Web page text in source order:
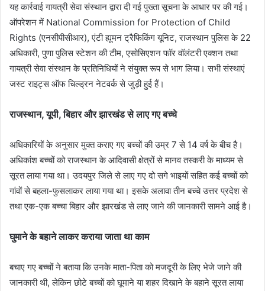
यह कार्रवाई गायत्री सेवा संस्थान द्वारा दी गई पुख्ता सूचना के आधार पर की गई।
ऑपरेशन में National Commission for Protection of Child
Rights (एनसीपीसीआर), एंटी ह्यूमन ट्रैफिकिंग यूनिट, राजस्थान पुलिस के 22
अधिकारी, पुणा पुलिस स्टेशन की टीम, एसोसिएशन फॉर वॉलंटरी एक्शन तथा
गायत्री सेवा संस्थान के प्रतिनिधियों ने संयुक्त रूप से भाग लिया। सभी संस्थाएं
जस्ट राइट्स ऑफ चिल्ड्रन नेटवर्क से जुड़ी हुई हैं।
राजस्थान, यूपी, बिहार और झारखंड से लाए गए बच्चे
अधिकारियों के अनुसार मुक्त कराए गए बच्चों की उम्र 7 से 14 वर्ष के बीच है।
अधिकांश बच्चों को राजस्थान के आदिवासी क्षेत्रों से मानव तस्करी के माध्यम से
सूरत लाया गया था। उदयपुर जिले से लाए गए दो सगे भाइयों सहित कई बच्चों को
गांवों से बहला-फुसलाकर लाया गया था। इसके अलावा तीन बच्चे उत्तर प्रदेश से
तथा एक-एक बच्चा बिहार और झारखंड से लाए जाने की जानकारी सामने आई है।
घुमाने के बहाने लाकर कराया जाता था काम
बचाए गए बच्चों ने बताया कि उनके माता-पिता को मजदूरी के लिए भेजे जाने की
जानकारी थी, लेकिन छोटे बच्चों को घूमाने या शहर दिखाने के बहाने सूरत लाया